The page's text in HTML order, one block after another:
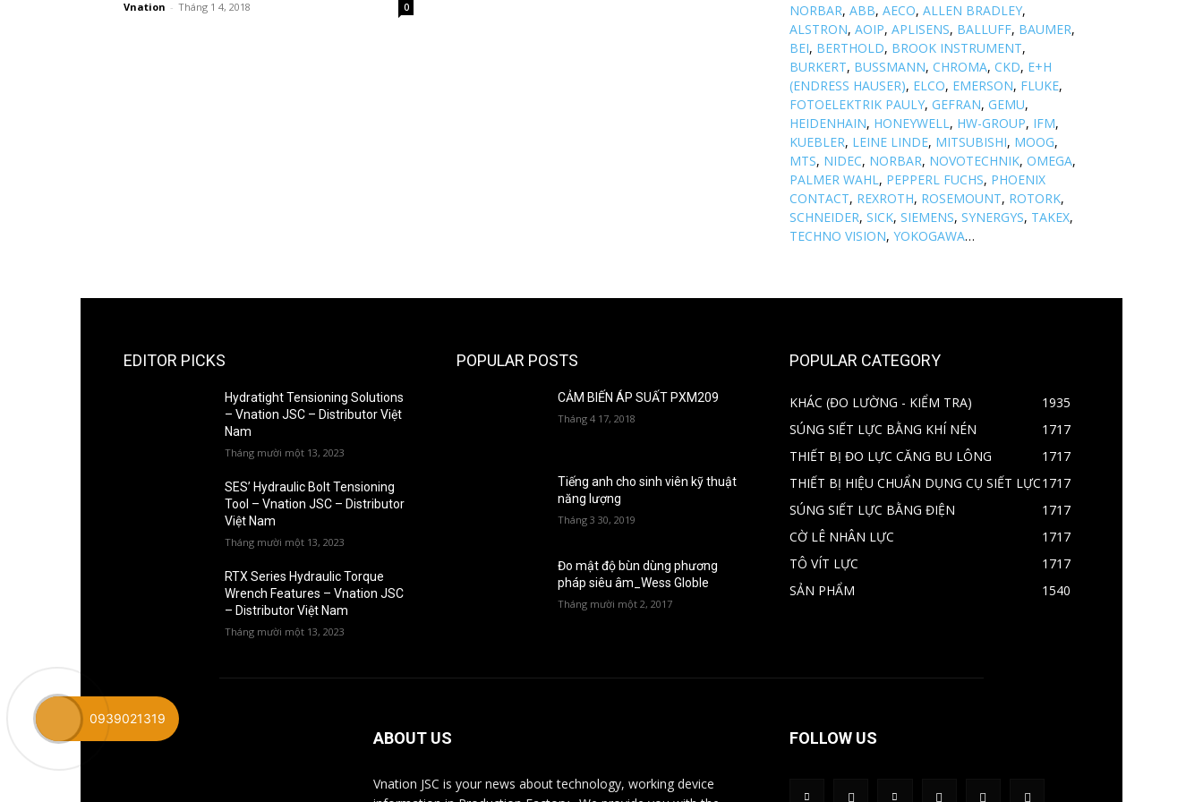
Vnation - Tháng 1 4, 2018 0 NORBAR, ABB, AECO, ALLEN BRADLEY,
ALSTRON, AOIP, APLISENS, BALLUFF, BAUMER,
BEI, BERTHOLD, BROOK INSTRUMENT,
BURKERT, BUSSMANN, CHROMA, CKD, E+H
(ENDRESS HAUSER), ELCO, EMERSON, FLUKE,
FOTOELEKTRIK PAULY, GEFRAN, GEMU,
HEIDENHAIN, HONEYWELL, HW-GROUP, IFM,
KUEBLER, LEINE LINDE, MITSUBISHI, MOOG,
MTS, NIDEC, NORBAR, NOVOTECHNIK, OMEGA,
PALMER WAHL, PEPPERL FUCHS, PHOENIX
CONTACT, REXROTH, ROSEMOUNT, ROTORK,
SCHNEIDER, SICK, SIEMENS, SYNERGYS, TAKEX,
TECHNO VISION, YOKOGAWA…
EDITOR PICKS
Hydratight Tensioning Solutions
– Vnation JSC – Distributor Việt
Nam
Tháng mười một 13, 2023
SES’ Hydraulic Bolt Tensioning
Tool – Vnation JSC – Distributor
Việt Nam
Tháng mười một 13, 2023
RTX Series Hydraulic Torque
Wrench Features – Vnation JSC
– Distributor Việt Nam
Tháng mười một 13, 2023
POPULAR POSTS
CẢM BIẾN ÁP SUẤT PXM209
Tháng 4 17, 2018
Tiếng anh cho sinh viên kỹ thuật
năng lượng
Tháng 3 30, 2019
Đo mật độ bùn dùng phương
pháp siêu âm_Wess Globle
Tháng mười một 2, 2017
POPULAR CATEGORY
KHÁC (ĐO LƯỜNG - KIỂM TRA)
1935
SÚNG SIẾT LỰC BẰNG KHÍ NÉN
1717
THIẾT BỊ ĐO LỰC CĂNG BU LÔNG
1717
THIẾT BỊ HIỆU CHUẨN DỤNG CỤ SIẾT LỰC1717
SÚNG SIẾT LỰC BẰNG ĐIỆN
1717
CỜ LÊ NHÂN LỰC
1717
TÔ VÍT LỰC
1717
SẢN PHẨM
1540
ABOUT US
Vnation JSC is your news about technology, working device
FOLLOW US
0939021319